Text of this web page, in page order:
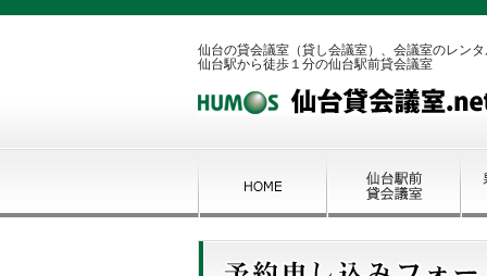
仙台の貸会議室（貸し会議室）、会議室のレン
仙台駅から徒歩１分の仙台駅前貸会議室